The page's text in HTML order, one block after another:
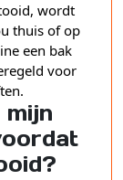
wordt
thuis of op
een bak
voor